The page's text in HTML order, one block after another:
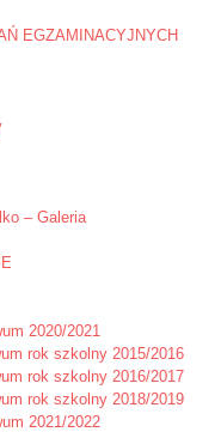
EGZAMINACYJNYCH
– Galeria
2020/2021
rok szkolny 2015/2016
rok szkolny 2016/2017
rok szkolny 2018/2019
2021/2022